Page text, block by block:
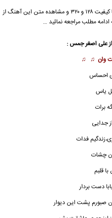
جهت دانلود آهنگ نگو نه از علی اصغر جمس با کیفیت ۱۲۸ و ۳۲۰ و مشاهده متن این آهنگ از
مطلب مراجعه نمائید …
علی اصغر جمس :
وان ♫ ♫
احساس
یاس
برات
جدایی
فدات
چشات
قلبم
دست بردار
صبورم پشت این دیوار